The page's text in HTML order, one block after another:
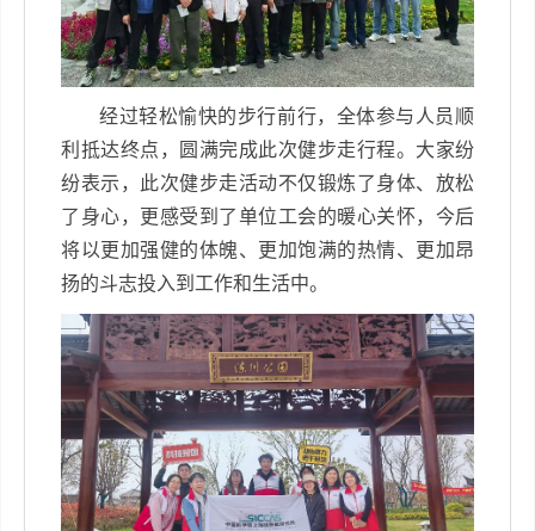
经过轻松愉快的步行前行，全体参与人员顺
利抵达终点，圆满完成此次健步走行程。大家纷
纷表示，此次健步走活动不仅锻炼了身体、放松
了身心，更感受到了单位工会的暖心关怀，今后
将以更加强健的体魄、更加饱满的热情、更加昂
扬的斗志投入到工作和生活中。